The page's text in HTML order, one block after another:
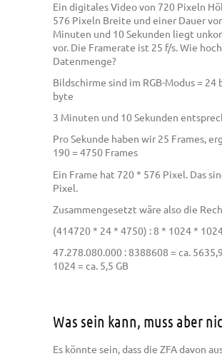
Ein digitales Video von 720 Pixeln
576 Pixeln Breite und einer Dauer
Minuten und 10 Sekunden liegt
vor. Die Framerate ist 25 f/s. Wie
Datenmenge?
Bildschirme sind im RGB-Modus = 24
byte
3 Minuten und 10 Sekunden
Pro Sekunde haben wir 25 Frames,
190 = 4750 Frames
Ein Frame hat 720 * 576 Pixel. Das
Pixel.
Zusammengesetzt wäre also die
(414720 * 24 * 4750) : 8 * 1024 *
47.278.080.000 : 8388608 = ca.
1024 = ca. 5,5 GB
Was sein kann, muss aber
Es könnte sein, dass die ZFA davon